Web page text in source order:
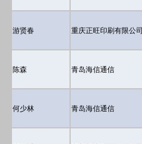
游贤春 重庆正旺印刷有限公司
陈森 青岛海信通信
何少林 青岛海信通信